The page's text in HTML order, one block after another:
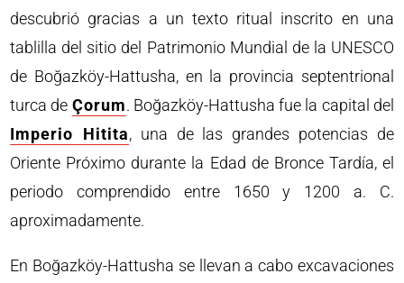
descubrió gracias a un texto ritual inscrito en una
tablilla del sitio del Patrimonio Mundial de la UNESCO
de Boğazköy-Hattusha, en la provincia septentrional
turca de Çorum. Boğazköy-Hattusha fue la capital del
Imperio Hitita, una de las grandes potencias de
Oriente Próximo durante la Edad de Bronce Tardía, el
periodo comprendido entre 1650 y 1200 a. C.
aproximadamente.
En Boğazköy-Hattusha se llevan a cabo excavaciones